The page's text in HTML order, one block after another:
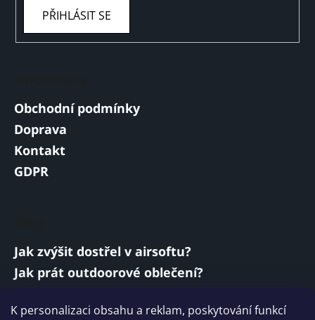
K personalizaci obsahu a reklam, poskytování funkcí
PŘIHLÁSIT SE
Obchodní podmínky
Doprava
Kontakt
GDPR
Jak zvýšit dostřel v airsoftu?
Jak prát outdoorové oblečení?
Vojenská a armádní sluchátka: co musí